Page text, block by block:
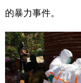
的暴力事件。